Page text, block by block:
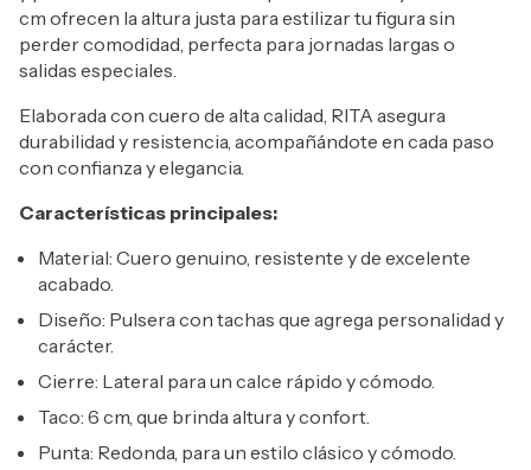
cm ofrecen la altura justa para estilizar tu figura sin
perder comodidad, perfecta para jornadas largas o
salidas especiales.
Elaborada con cuero de alta calidad, RITA asegura
durabilidad y resistencia, acompañándote en cada paso
con confianza y elegancia.
Características principales:
Material: Cuero genuino, resistente y de excelente
acabado.
Diseño: Pulsera con tachas que agrega personalidad y
carácter.
Cierre: Lateral para un calce rápido y cómodo.
Taco: 6 cm, que brinda altura y confort.
Punta: Redonda, para un estilo clásico y cómodo.